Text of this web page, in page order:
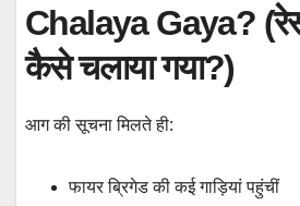
Chalaya Gaya?
कैसे चलाया गया?)
आग की सूचना मिलते ही:
फायर ब्रिगेड की कई गाड़ियां पहुंचीं